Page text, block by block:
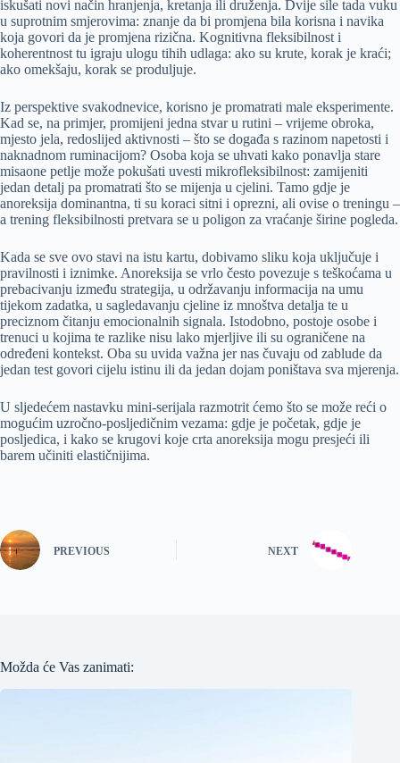
iskušati novi način hranjenja, kretanja ili druženja. Dvije sile tada vuku
u suprotnim smjerovima: znanje da bi promjena bila korisna i navika
koja govori da je promjena rizična. Kognitivna fleksibilnost i
koherentnost tu igraju ulogu tihih udlaga: ako su krute, korak je kraći;
ako omekšaju, korak se produljuje.
Iz perspektive svakodnevice, korisno je promatrati male eksperimente.
Kad se, na primjer, promijeni jedna stvar u rutini – vrijeme obroka,
mjesto jela, redoslijed aktivnosti – što se događa s razinom napetosti i
naknadnom ruminacijom? Osoba koja se uhvati kako ponavlja stare
misaone petlje može pokušati uvesti mikrofleksibilnost: zamijeniti
jedan detalj pa promatrati što se mijenja u cjelini. Tamo gdje je
anoreksija dominantna, ti su koraci sitni i oprezni, ali ovise o treningu –
a trening fleksibilnosti pretvara se u poligon za vraćanje širine pogleda.
Kada se sve ovo stavi na istu kartu, dobivamo sliku koja uključuje i
pravilnosti i iznimke. Anoreksija se vrlo često povezuje s teškoćama u
prebacivanju između strategija, u održavanju informacija na umu
tijekom zadatka, u sagledavanju cjeline iz mnoštva detalja te u
preciznom čitanju emocionalnih signala. Istodobno, postoje osobe i
trenuci u kojima te razlike nisu lako mjerljive ili su ograničene na
određeni kontekst. Oba su uvida važna jer nas čuvaju od zablude da
jedan test govori cijelu istinu ili da jedan dojam poništava sva mjerenja.
U sljedećem nastavku mini-serijala razmotrit ćemo što se može reći o
mogućim uzročno-posljedičnim vezama: gdje je početak, gdje je
posljedica, i kako se krugovi koje crta anoreksija mogu presjeći ili
barem učiniti elastičnijima.
PREVIOUS NEXT
Možda će Vas zanimati: